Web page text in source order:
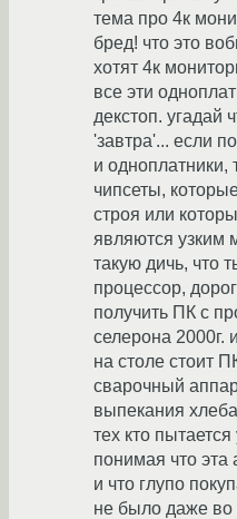
тема про 4к
бред! что это
хотят 4к
все эти
декстоп. угадай
'завтра'... если
и одноплатники,
чипсеты,
строя или
являются узким
такую дичь, что
процессор,
получить ПК с
селерона 2000г.
на столе стоит
сварочный
выпекания
тех кто пытается
понимая что эта
и что глупо
не было даже